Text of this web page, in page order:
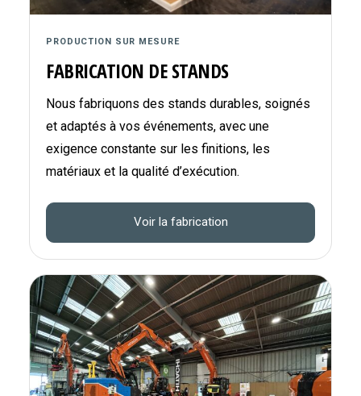
PRODUCTION SUR MESURE
FABRICATION DE STANDS
Nous fabriquons des stands durables, soignés
et adaptés à vos événements, avec une
exigence constante sur les finitions, les
matériaux et la qualité d’exécution.
Voir la fabrication